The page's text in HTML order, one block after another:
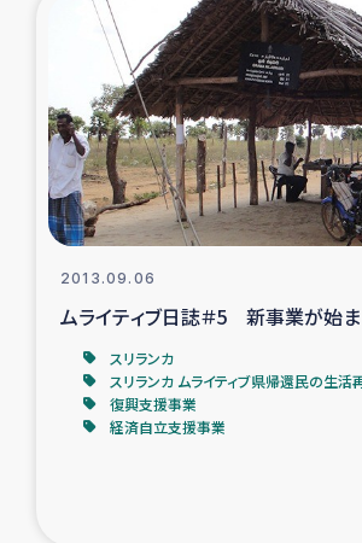
ガザ地区での公園の緑化を通じ
ガザ地区における被災住民へ
ガザ地区酪農を通した女性グルー
ふりかけ普及と食生活改善による
女性の生計向上を通じた子どもの
2013.09.06
ムライティブ日誌＃5 新事業が始ま
スリランカ
スリランカ ムライティブ県帰還民の生活
復興支援事業
経済自立支援事業